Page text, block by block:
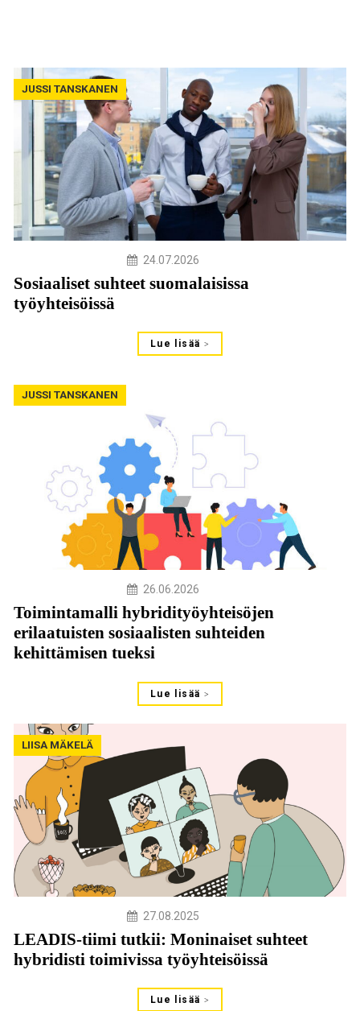
JUSSI TANSKANEN
24.07.2026
Sosiaaliset suhteet suomalaisissa
työyhteisöissä
Lue lisää
JUSSI TANSKANEN
26.06.2026
Toimintamalli hybridityöyhteisöjen
erilaatuisten sosiaalisten suhteiden
kehittämisen tueksi
Lue lisää
LIISA MÄKELÄ
27.08.2025
LEADIS-tiimi tutkii: Moninaiset suhteet
hybridisti toimivissa työyhteisöissä
Lue lisää